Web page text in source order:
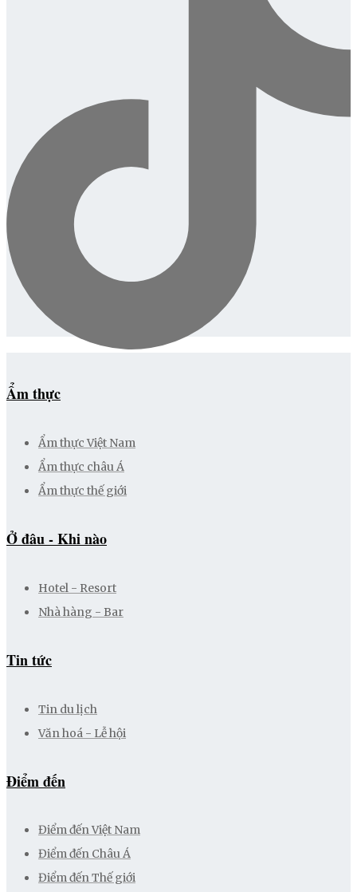
Ẩm thực
Ẩm thực Việt Nam
Ẩm thực châu Á
Ẩm thực thế giới
Ở đâu - Khi nào
Hotel - Resort
Nhà hàng - Bar
Tin tức
Tin du lịch
Văn hoá - Lễ hội
Điểm đến
Điểm đến Việt Nam
Điểm đến Châu Á
Điểm đến Thế giới